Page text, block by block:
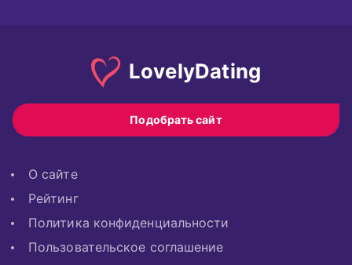
LovelyDating
Подобрать сайт
О сайте
Рейтинг
Политика конфиденциальности
Пользовательское соглашение